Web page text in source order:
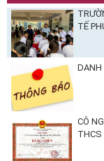
TẾ
DANH
CÔ
THCS